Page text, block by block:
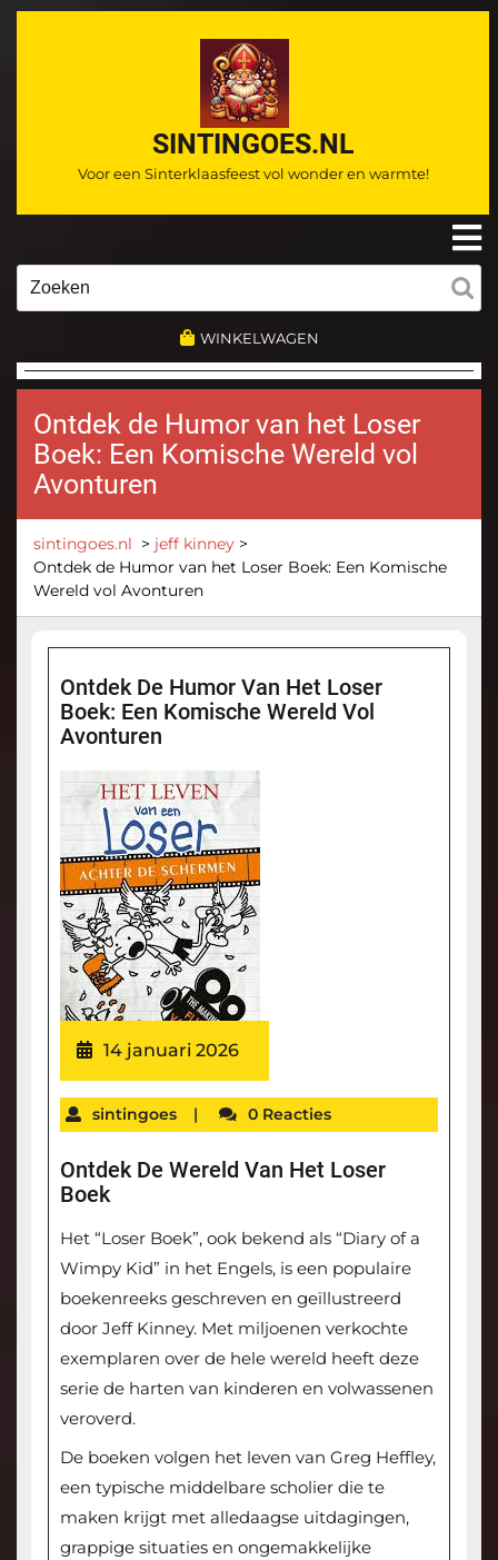
Ga
SINTINGOES.NL
Voor een Sinterklaasfeest vol wonder en warmte!
WINKELWAGEN
Ontdek de Humor van het Loser
Boek: Een Komische Wereld vol
Avonturen
sintingoes.nl > jeff kinney >
Ontdek de Humor van het Loser Boek: Een Komische
Wereld vol Avonturen
Ontdek De Humor Van Het Loser
Boek: Een Komische Wereld Vol
Avonturen
14 januari 2026
sintingoes | 0 Reacties
Ontdek De Wereld Van Het Loser
Boek
Het “Loser Boek”, ook bekend als “Diary of a
Wimpy Kid” in het Engels, is een populaire
boekenreeks geschreven en geïllustreerd
door Jeff Kinney. Met miljoenen verkochte
exemplaren over de hele wereld heeft deze
serie de harten van kinderen en volwassenen
veroverd.
De boeken volgen het leven van Greg Heffley,
een typische middelbare scholier die te
maken krijgt met alledaagse uitdagingen,
grappige situaties en ongemakkelijke